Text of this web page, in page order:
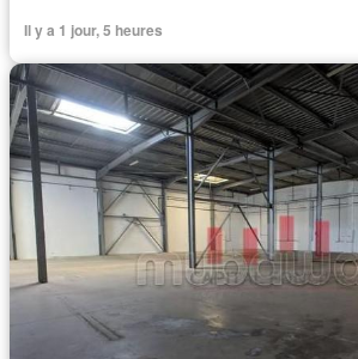
Il y a 1 jour, 5 heures